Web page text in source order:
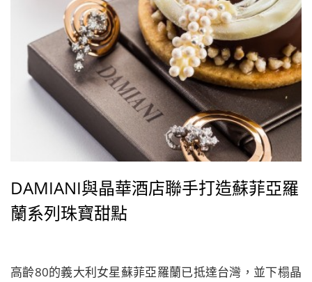
DAMIANI與晶華酒店聯手打造蘇菲亞羅
蘭系列珠寶甜點
高齡80的義大利女星蘇菲亞羅蘭已抵達台灣，並下榻晶